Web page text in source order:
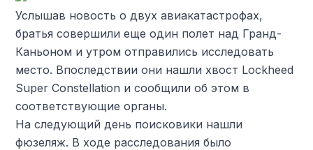
Услышав новость о двух авиакатастрофах,
братья совершили еще один полет над Гранд-
Каньоном и утром отправились исследовать
место. Впоследствии они нашли хвост Lockheed
Super Constellation и сообщили об этом в
соответствующие органы.
На следующий день поисковики нашли
фюзеляж. В ходе расследования было